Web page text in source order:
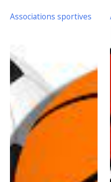
Associations sportives